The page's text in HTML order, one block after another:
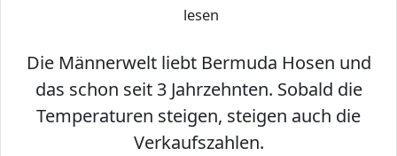
lesen
Die Männerwelt liebt Bermuda Hosen und
das schon seit 3 Jahrzehnten. Sobald die
Temperaturen steigen, steigen auch die
Verkaufszahlen.